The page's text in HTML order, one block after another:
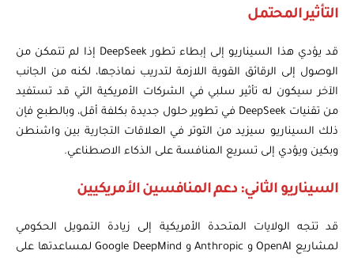
التأثير المحتمل
قد يؤدي هذا السيناريو إلى إبطاء تطور DeepSeek إذا لم تتمكن من
الوصول إلى الرقائق القوية اللازمة لتدريب نماذجها، لكنه من الجانب
الآخر سيكون له تأثير سلبي في الشركات الأمريكية التي قد تستفيد
من تقنيات DeepSeek في تطوير حلول جديدة بكلفة أقل، وبالطبع فإن
ذلك السيناريو سيزيد من التوتر في العلاقات التجارية بين واشنطن
وبكين ويؤدي إلى تسريع المنافسة على الذكاء الاصطناعي.
السيناريو الثاني: دعم المنافسين الأمريكيين
قد تتجه الولايات المتحدة الأمريكية إلى زيادة التمويل الحكومي
لمشاريع OpenAI و Anthropic و Google DeepMind لمساعدتها على